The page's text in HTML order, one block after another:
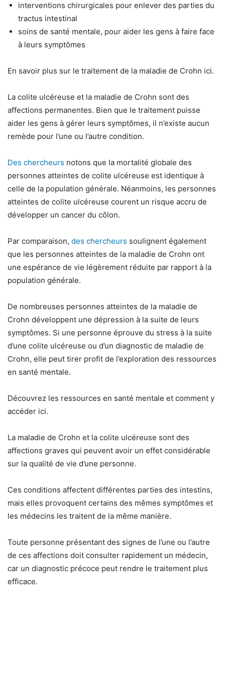
interventions chirurgicales pour enlever des parties du
tractus intestinal
soins de santé mentale, pour aider les gens à faire face
à leurs symptômes
En savoir plus sur le traitement de la maladie de Crohn ici.
La colite ulcéreuse et la maladie de Crohn sont des
affections permanentes. Bien que le traitement puisse
aider les gens à gérer leurs symptômes, il n’existe aucun
remède pour l’une ou l’autre condition.
Des chercheurs notons que la mortalité globale des
personnes atteintes de colite ulcéreuse est identique à
celle de la population générale. Néanmoins, les personnes
atteintes de colite ulcéreuse courent un risque accru de
développer un cancer du côlon.
Par comparaison, des chercheurs soulignent également
que les personnes atteintes de la maladie de Crohn ont
une espérance de vie légèrement réduite par rapport à la
population générale.
De nombreuses personnes atteintes de la maladie de
Crohn développent une dépression à la suite de leurs
symptômes. Si une personne éprouve du stress à la suite
d’une colite ulcéreuse ou d’un diagnostic de maladie de
Crohn, elle peut tirer profit de l’exploration des ressources
en santé mentale.
Découvrez les ressources en santé mentale et comment y
accéder ici.
La maladie de Crohn et la colite ulcéreuse sont des
affections graves qui peuvent avoir un effet considérable
sur la qualité de vie d’une personne.
Ces conditions affectent différentes parties des intestins,
mais elles provoquent certains des mêmes symptômes et
les médecins les traitent de la même manière.
Toute personne présentant des signes de l’une ou l’autre
de ces affections doit consulter rapidement un médecin,
car un diagnostic précoce peut rendre le traitement plus
efficace.